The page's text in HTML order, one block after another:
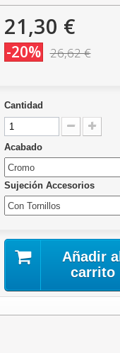
21,30 €
-20% 26,62 €
Cantidad
Acabado
Sujeción Accesorios
Añadir al
carrito